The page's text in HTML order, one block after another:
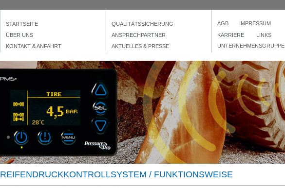
STARTSEITE
ÜBER UNS
KONTAKT & ANFAHRT
QUALITÄTSSICHERUNG
ANSPRECHPARTNER
AKTUELLES & PRESSE
AGB
IMPRESSUM
KARRIERE
LINKS
UNTERNEHMENSGRUPPE
REIFENDRUCKKONTROLLSYSTEM / FUNKTIONSWEISE